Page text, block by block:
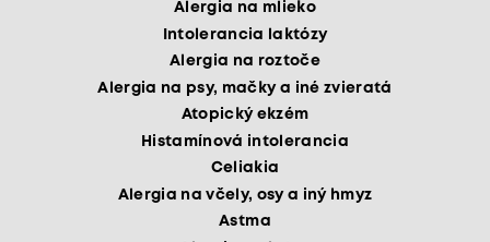
Alergia na mlieko
Intolerancia laktózy
Alergia na roztoče
Alergia na psy, mačky a iné zvieratá
Atopický ekzém
Histamínová intolerancia
Celiakia
Alergia na včely, osy a iný hmyz
Astma